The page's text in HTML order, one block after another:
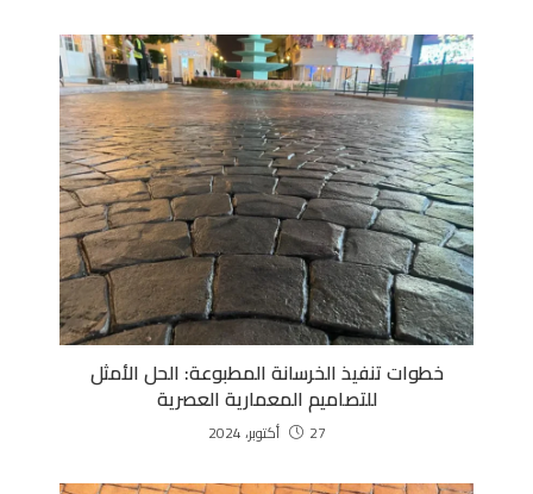
خطوات تنفيذ الخرسانة المطبوعة: الحل الأمثل
للتصاميم المعمارية العصرية
27 أكتوبر، 2024